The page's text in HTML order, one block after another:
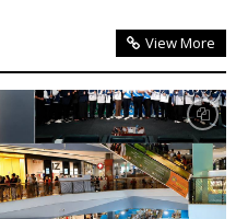
View More